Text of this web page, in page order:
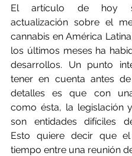
El artículo de hoy
actualización sobre el
cannabis en América
los últimos meses ha
desarrollos. Un punto
tener en cuenta antes
detalles es que con
como ésta, la legislación
son entidades difíciles
Esto quiere decir que
tiempo entre una reunión